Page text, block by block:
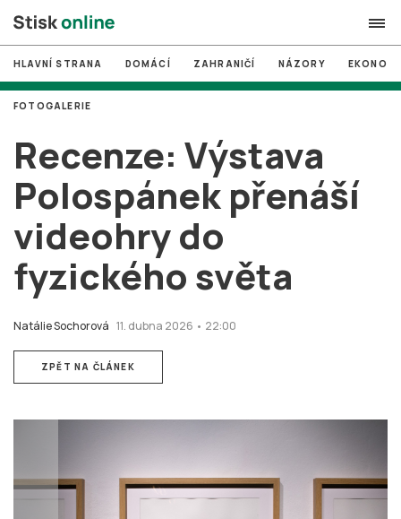
search
# MUNI
# Brno
# volby
login PŘIHLÁSIT SE
Zapomněli jste heslo?
Založit nový účet
HLAVNÍ STRANA DOMÁCÍ ZAHRANIČÍ NÁZORY
Recenze: Výstava
Polospánek přenáší
videohry do
fyzického světa
Natálie Sochorová 11. dubna 2026 • 22:00
FOTOGALERIE
ZPĚT NA ČLÁNEK